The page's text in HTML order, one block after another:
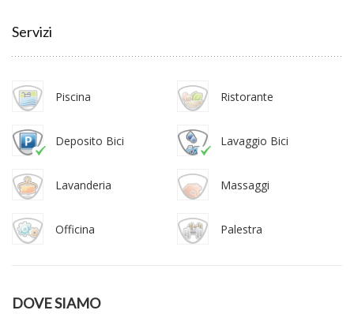
Servizi
Piscina Ristorante
Deposito Bici Lavaggio Bici
Lavanderia Massaggi
Officina Palestra
DOVE SIAMO